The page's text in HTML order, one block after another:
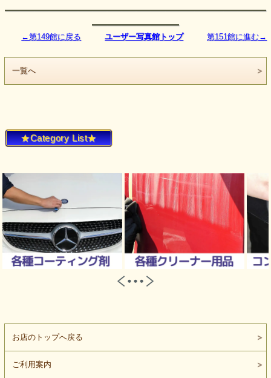
――――――――――――――――――
――――――
←第149館に戻る ユーザー写真館トップ 第151館に進む→
一覧へ
★Category List★
お店のトップへ戻る
ご利用案内